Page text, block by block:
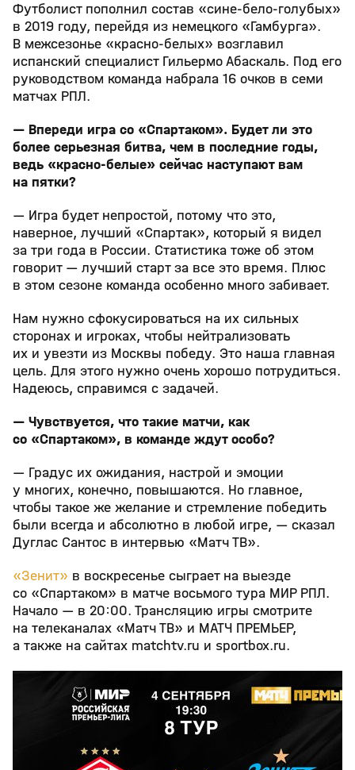
Футболист пополнил состав «сине‑бело‑голубых»
в 2019 году, перейдя из немецкого «Гамбурга».
В межсезонье «красно‑белых» возглавил
испанский специалист Гильермо Абаскаль. Под его
руководством команда набрала 16 очков в семи
матчах РПЛ.
— Впереди игра со «Спартаком». Будет ли это
более серьезная битва, чем в последние годы,
ведь «красно‑белые» сейчас наступают вам
на пятки?
— Игра будет непростой, потому что это,
наверное, лучший «Спартак», который я видел
за три года в России. Статистика тоже об этом
говорит — лучший старт за все это время. Плюс
в этом сезоне команда особенно много забивает.
Нам нужно сфокусироваться на их сильных
сторонах и игроках, чтобы нейтрализовать
их и увезти из Москвы победу. Это наша главная
цель. Для этого нужно очень хорошо потрудиться.
Надеюсь, справимся с задачей.
— Чувствуется, что такие матчи, как
со «Спартаком», в команде ждут особо?
— Градус их ожидания, настрой и эмоции
у многих, конечно, повышаются. Но главное,
чтобы такое же желание и стремление победить
были всегда и абсолютно в любой игре, — сказал
Дуглас Сантос в интервью «Матч ТВ».
«Зенит» в воскресенье сыграет на выезде
со «Спартаком» в матче восьмого тура МИР РПЛ.
Начало — в 20:00. Трансляцию игры смотрите
на телеканалах «Матч ТВ» и МАТЧ ПРЕМЬЕР,
а также на сайтах matchtv.ru и sportbox.ru.